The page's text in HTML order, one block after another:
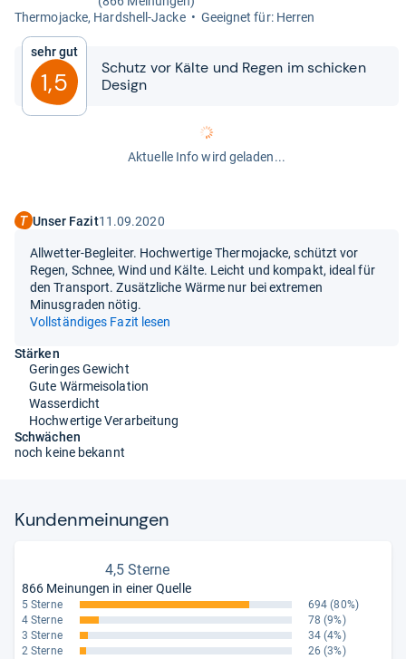
Ther­mo­ja­cke, Hards­hell-​Jacke
Geeig­net für: Her­ren
Sehr gut
1,5
Schutz vor Kälte und Regen im schi­cken
Design
Aktuelle Info wird geladen...
Unser Fazit11.09.2020
Allwetter-Begleiter. Hochwertige Thermojacke, schützt vor
Regen, Schnee, Wind und Kälte. Leicht und kompakt, ideal für
den Transport. Zusätzliche Wärme nur bei extremen
Minusgraden nötig.
Vollständiges Fazit lesen
Stärken
Geringes Gewicht
Gute Wärmeisolation
Wasserdicht
Hochwertige Verarbeitung
Schwächen
noch keine bekannt
Kun­den­mei­nun­gen
4,5 Sterne
866 Meinungen in einer Quelle
5 Sterne 694 (80%)
4 Sterne
78 (9%)
3 Sterne
34 (4%)
2 Sterne
26 (3%)